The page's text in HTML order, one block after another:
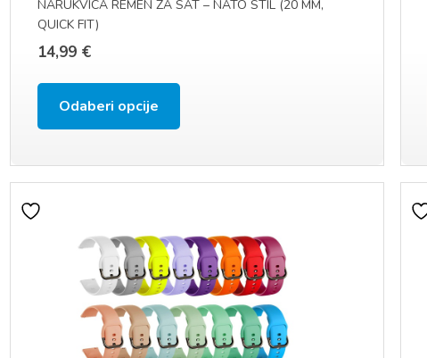
NARUKVICA REMEN ZA SAT – NATO STIL (20 MM,
QUICK FIT)
14,99 €
Odaberi opcije
proizvod
više
Opcije
se
mogu
odabrati